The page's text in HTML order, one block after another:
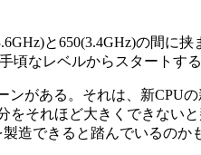
と650(3.4GHz)の間
頃なレベルからスタートする
がある。それは、新CPU
をそれほど大きくできない
造できると踏んでいるのか